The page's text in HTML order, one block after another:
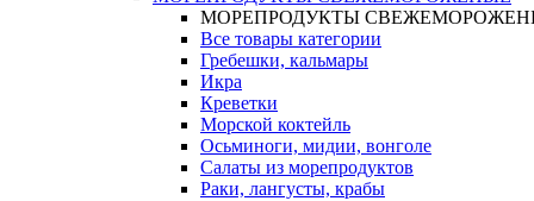
МОРЕПРОДУКТЫ
Все товары категории
Гребешки, кальмары
Икра
Креветки
Морской коктейль
Осьминоги, мидии, вонголе
Салаты из морепродуктов
Раки, лангусты, крабы